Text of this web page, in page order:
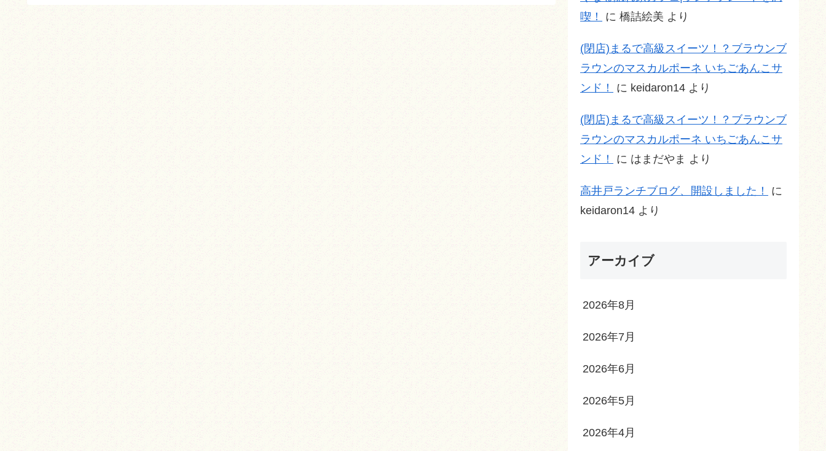
喫！
に 橋詰絵美 より
(閉店)まるで高級スイーツ！？ブラウンブ
ラウンのマスカルポーネ いちごあんこサ
ンド！
に keidaron14 より
(閉店)まるで高級スイーツ！？ブラウンブ
ラウンのマスカルポーネ いちごあんこサ
ンド！
に はまだやま より
高井戸ランチブログ、開設しました！
に
keidaron14 より
アーカイブ
2026年8月
2026年7月
2026年6月
2026年5月
2026年4月